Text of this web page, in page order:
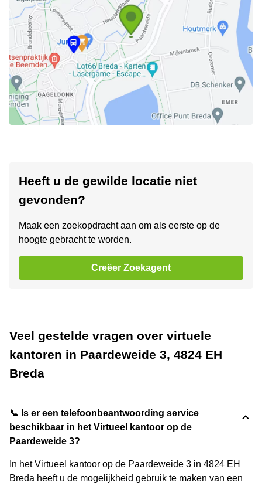
Heeft u de gewilde locatie niet
gevonden?
Maak een zoekopdracht aan om als eerste op de
hoogte gebracht te worden.
Creëer Zoekagent
Veel gestelde vragen over virtuele
kantoren in Paardeweide 3, 4824 EH
Breda
📞 Is er een telefoonbeantwoording service
beschikbaar in het Virtueel kantoor op de
Paardeweide 3?
In het Virtueel kantoor op de Paardeweide 3 in 4824 EH
Breda heeft u de mogelijkheid gebruik te maken van een